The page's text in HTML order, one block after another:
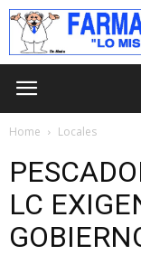
Home Locales
LC